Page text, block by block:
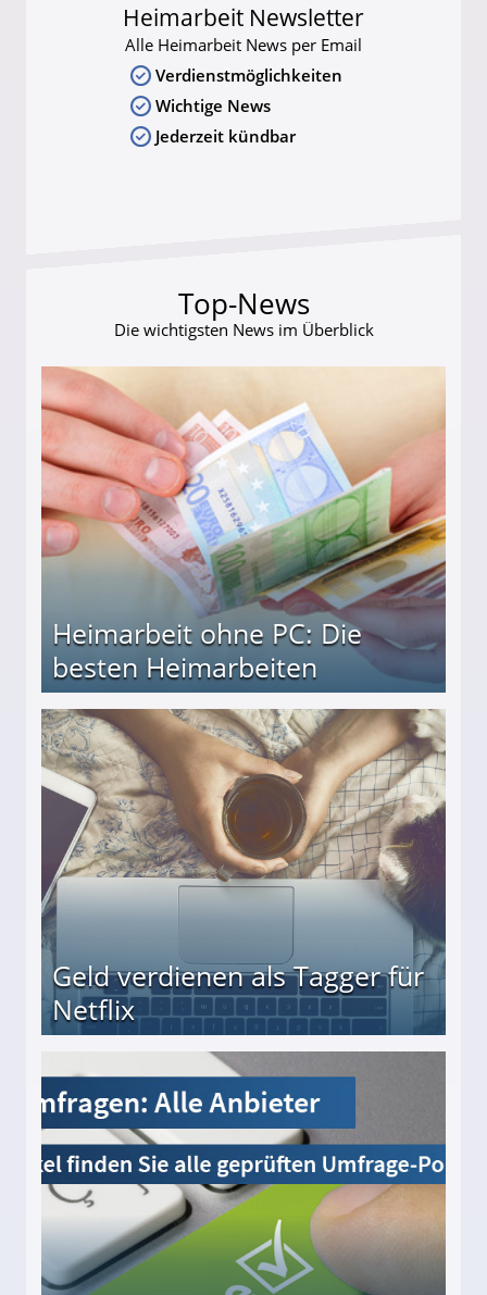
Heimarbeit Newsletter
Alle Heimarbeit News per Email
Verdienstmöglichkeiten
Wichtige News
Jederzeit kündbar
Top-News
Die wichtigsten News im Überblick
Heimarbeit ohne PC: Die
besten Heimarbeiten
Geld verdienen als Tagger für
Netflix